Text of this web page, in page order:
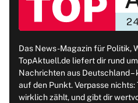
Das News-Magazin für Politik,
TopAktuell.de liefert dir rund
Nachrichten aus Deutschland
auf den Punkt. Verpasse
wirklich zählt, und gibt dir